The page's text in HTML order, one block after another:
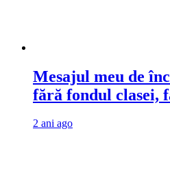
Mesajul meu de
fără fondul clasei,
2 ani ago